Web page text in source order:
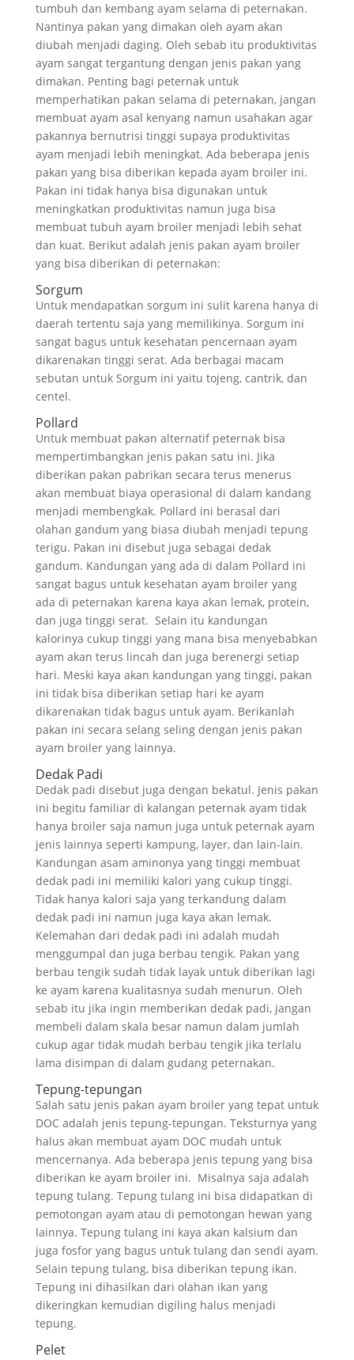
tumbuh dan kembang ayam selama di peternakan.
Nantinya pakan yang dimakan oleh ayam akan
diubah menjadi daging. Oleh sebab itu produktivitas
ayam sangat tergantung dengan jenis pakan yang
dimakan. Penting bagi peternak untuk
memperhatikan pakan selama di peternakan, jangan
membuat ayam asal kenyang namun usahakan agar
pakannya bernutrisi tinggi supaya produktivitas
ayam menjadi lebih meningkat. Ada beberapa jenis
pakan yang bisa diberikan kepada ayam broiler ini.
Pakan ini tidak hanya bisa digunakan untuk
meningkatkan produktivitas namun juga bisa
membuat tubuh ayam broiler menjadi lebih sehat
dan kuat. Berikut adalah jenis pakan ayam broiler
yang bisa diberikan di peternakan:
Sorgum
Untuk mendapatkan sorgum ini sulit karena hanya di
daerah tertentu saja yang memilikinya. Sorgum ini
sangat bagus untuk kesehatan pencernaan ayam
dikarenakan tinggi serat. Ada berbagai macam
sebutan untuk Sorgum ini yaitu tojeng, cantrik, dan
centel.
Pollard
Untuk membuat pakan alternatif peternak bisa
mempertimbangkan jenis pakan satu ini. Jika
diberikan pakan pabrikan secara terus menerus
akan membuat biaya operasional di dalam kandang
menjadi membengkak. Pollard ini berasal dari
olahan gandum yang biasa diubah menjadi tepung
terigu. Pakan ini disebut juga sebagai dedak
gandum. Kandungan yang ada di dalam Pollard ini
sangat bagus untuk kesehatan ayam broiler yang
ada di peternakan karena kaya akan lemak, protein,
dan juga tinggi serat. Selain itu kandungan
kalorinya cukup tinggi yang mana bisa menyebabkan
ayam akan terus lincah dan juga berenergi setiap
hari. Meski kaya akan kandungan yang tinggi, pakan
ini tidak bisa diberikan setiap hari ke ayam
dikarenakan tidak bagus untuk ayam. Berikanlah
pakan ini secara selang seling dengan jenis pakan
ayam broiler yang lainnya.
Dedak Padi
Dedak padi disebut juga dengan bekatul. Jenis pakan
ini begitu familiar di kalangan peternak ayam tidak
hanya broiler saja namun juga untuk peternak ayam
jenis lainnya seperti kampung, layer, dan lain-lain.
Kandungan asam aminonya yang tinggi membuat
dedak padi ini memiliki kalori yang cukup tinggi.
Tidak hanya kalori saja yang terkandung dalam
dedak padi ini namun juga kaya akan lemak.
Kelemahan dari dedak padi ini adalah mudah
menggumpal dan juga berbau tengik. Pakan yang
berbau tengik sudah tidak layak untuk diberikan lagi
ke ayam karena kualitasnya sudah menurun. Oleh
sebab itu jika ingin memberikan dedak padi, jangan
membeli dalam skala besar namun dalam jumlah
cukup agar tidak mudah berbau tengik jika terlalu
lama disimpan di dalam gudang peternakan.
Tepung-tepungan
Salah satu jenis pakan ayam broiler yang tepat untuk
DOC adalah jenis tepung-tepungan. Teksturnya yang
halus akan membuat ayam DOC mudah untuk
mencernanya. Ada beberapa jenis tepung yang bisa
diberikan ke ayam broiler ini. Misalnya saja adalah
tepung tulang. Tepung tulang ini bisa didapatkan di
pemotongan ayam atau di pemotongan hewan yang
lainnya. Tepung tulang ini kaya akan kalsium dan
juga fosfor yang bagus untuk tulang dan sendi ayam.
Selain tepung tulang, bisa diberikan tepung ikan.
Tepung ini dihasilkan dari olahan ikan yang
dikeringkan kemudian digiling halus menjadi
tepung.
Pelet